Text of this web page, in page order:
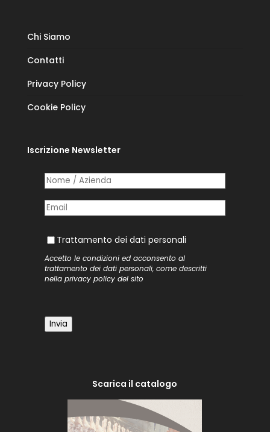
Chi Siamo
Contatti
Privacy Policy
Cookie Policy
Iscrizione Newsletter
Nome /​ Azienda
Posta elettronica
Trattamento dei dati personali
Trattamento dei dati personali
Accetto le condizioni ed acconsento al
trattamento dei dati personali, come descritti
nella privacy policydel sito
Invia
Scarica il catalogo